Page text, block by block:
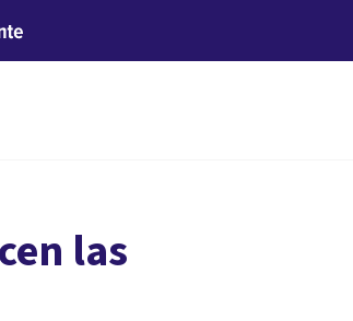
las